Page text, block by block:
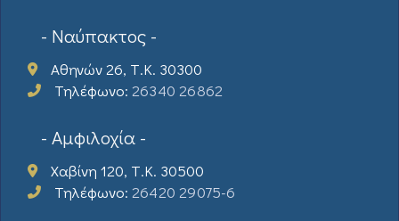
- Ναύπακτος -
Αθηνών 26, Τ.Κ. 30300
Τηλέφωνο: 26340 26862
- Αμφιλοχία -
Χαβίνη 120, Τ.Κ. 30500
Τηλέφωνο: 26420 29075-6